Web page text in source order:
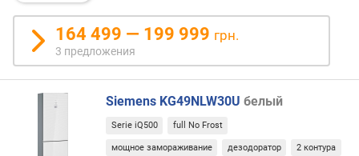
к
о
л
и
ч
164 499 — 199 999 грн.
3 предложения
Siemens KG49NLW30U белый
Serie iQ500 full No Frost
мощное замораживание дезодоратор 2 контура